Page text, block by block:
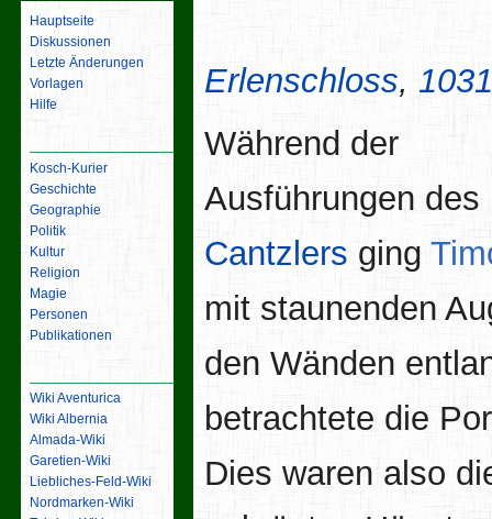
Erlenschloss, 1031
Während der
Ausführungen des
Cantzlers ging
mit staunenden
den Wänden
betrachtete die
Dies waren also
Hauptseite
Diskussionen
Letzte Änderungen
Vorlagen
Hilfe
Kosch-Kurier
Geschichte
Geographie
Politik
Kultur
Religion
Magie
Personen
Publikationen
Wiki Aventurica
Wiki Albernia
Almada-Wiki
Garetien-Wiki
Liebliches-Feld-Wiki
Nordmarken-Wiki